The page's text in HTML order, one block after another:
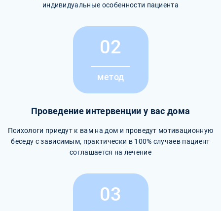
индивидуальные особенности пациента
02
метод
Проведение интервенции у вас дома
Психологи приедут к вам на дом и проведут мотивационную
беседу с зависимым, практически в 100% случаев пациент
соглашается на лечение
03